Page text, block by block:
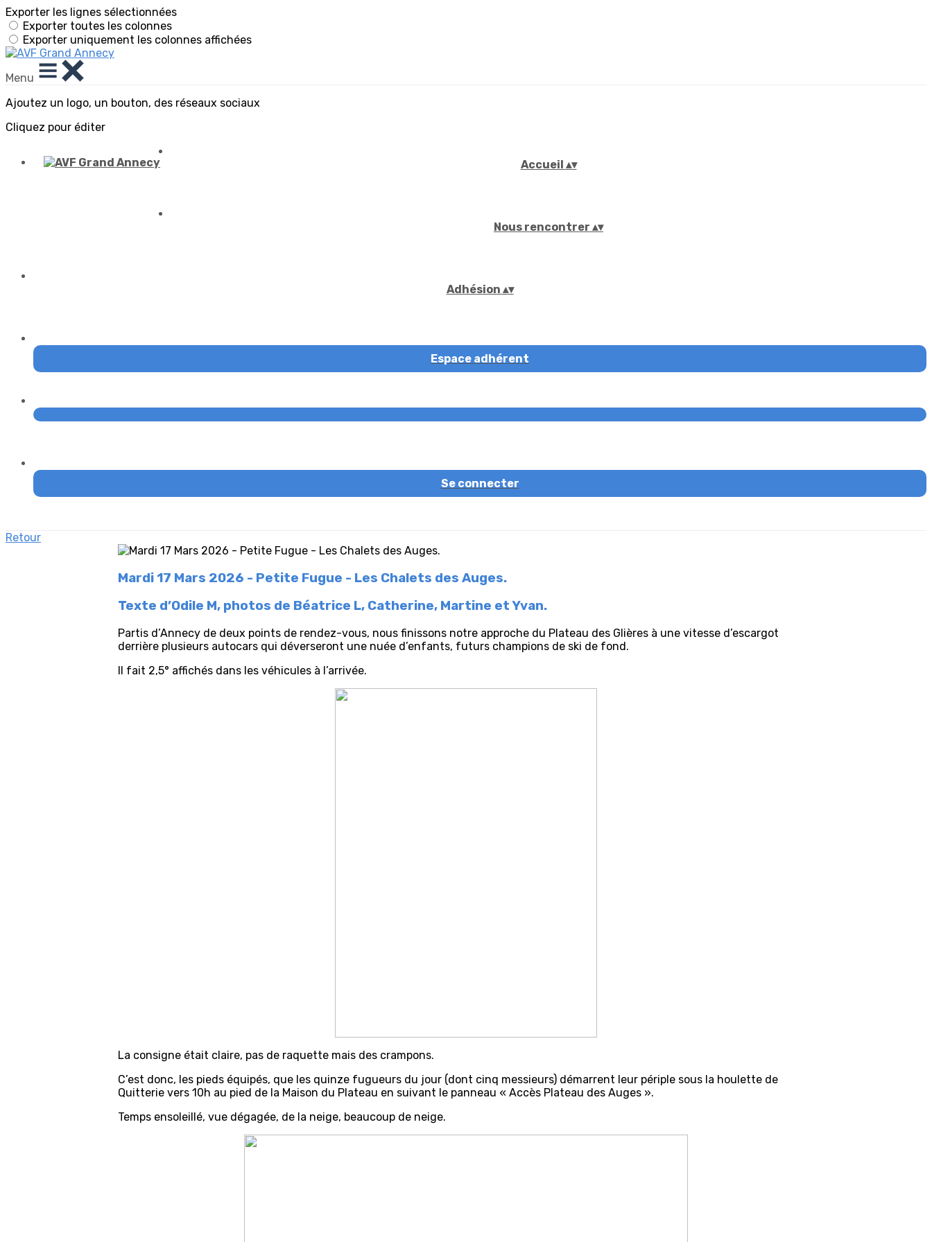
Exporter les lignes sélectionnées
Exporter toutes les colonnes
Exporter uniquement les colonnes affichées
Menu
Ajoutez un logo, un bouton, des réseaux sociaux
Cliquez pour éditer
Accueil ▴▾
Nous rencontrer ▴▾
Adhésion ▴▾
Espace adhérent
Se connecter
Retour
Mardi 17 Mars 2026 - Petite Fugue - Les Chalets des Auges.
Texte d’Odile M, photos de Béatrice L, Catherine, Martine et Yvan.
Partis d’Annecy de deux points de rendez-vous, nous finissons notre approche du Plateau des Glières à une vitesse d’escargot
derrière plusieurs autocars qui déverseront une nuée d’enfants, futurs champions de ski de fond.
Il fait 2,5° affichés dans les véhicules à l’arrivée.
La consigne était claire, pas de raquette mais des crampons.
C’est donc, les pieds équipés, que les quinze fugueurs du jour (dont cinq messieurs) démarrent leur périple sous la houlette de
Quitterie vers 10h au pied de la Maison du Plateau en suivant le panneau « Accès Plateau des Auges ».
Temps ensoleillé, vue dégagée, de la neige, beaucoup de neige.